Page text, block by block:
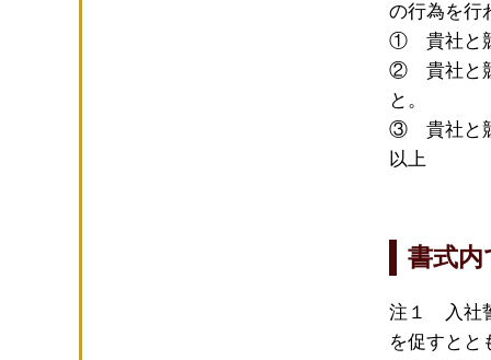
の行為を行
① 貴社と競
② 貴社と競
と。
③ 貴社と競
以上
書式
注１ 入社
を促すとと